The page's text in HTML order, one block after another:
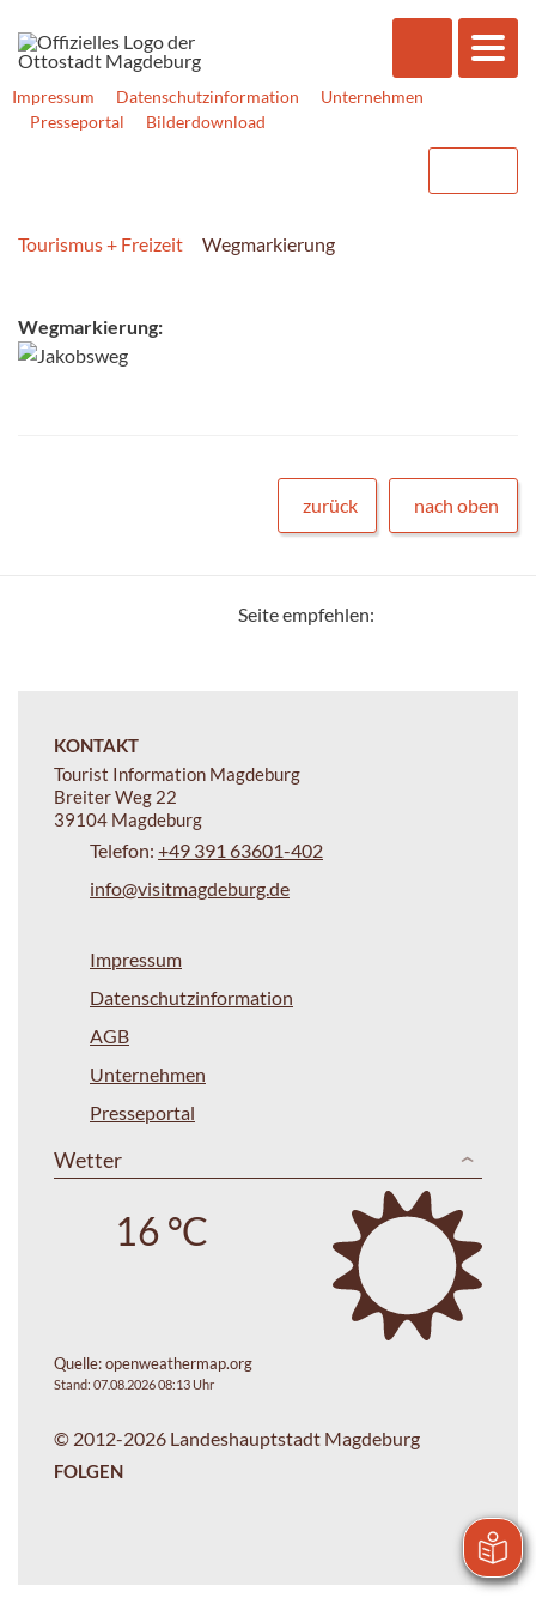
Impressum Datenschutzinformation
Unternehmen
Presseportal
Bilderdownload
Tourismus + Freizeit Wegmarkierung
Wegmarkierung:
zurück nach oben
Seite empfehlen:
KONTAKT
Tourist Information Magdeburg
Breiter Weg 22
39104 Magdeburg
Telefon: +49 391 63601-402
info@visitmagdeburg.de
Impressum
Datenschutzinformation
AGB
Unternehmen
Presseportal
Wetter
16 °C
Quelle:openweathermap.org
Stand: 07.08.2026 08:13 Uhr
© 2012-2026 Landeshauptstadt Magdeburg
FOLGEN